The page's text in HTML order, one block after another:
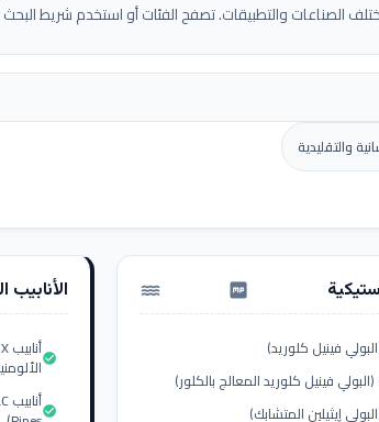
الصناعات والتطبيقات. تصفح الفئات أو استخدم شريط البحث
والتقليدية
water_pump الأنابيب
check_circle
check_circle